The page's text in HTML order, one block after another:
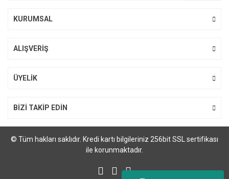
KURUMSAL
ALIŞVERİŞ
ÜYELİK
BİZİ TAKİP EDİN
© Tüm hakları saklıdır. Kredi kartı bilgileriniz 256bit SSL sertifikası
ile korunmaktadır.